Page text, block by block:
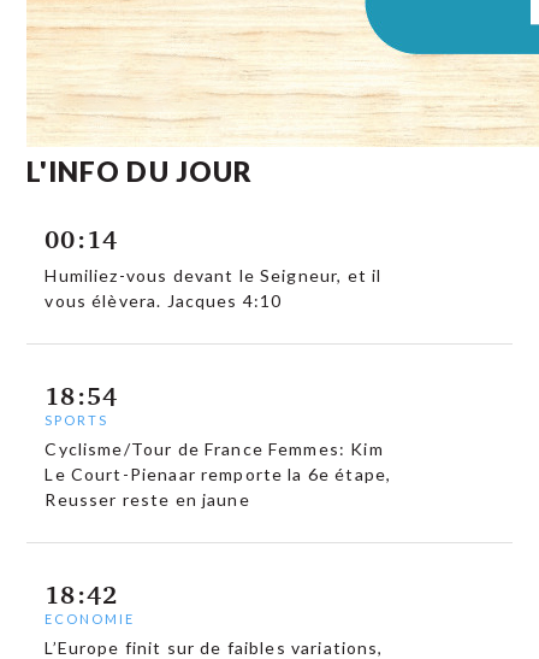
L'INFO DU JOUR
00:14
Humiliez-vous devant le Seigneur, et il
vous élèvera. Jacques 4:10
18:54
SPORTS
Cyclisme/Tour de France Femmes: Kim
Le Court-Pienaar remporte la 6e étape,
Reusser reste en jaune
18:42
ECONOMIE
L’Europe finit sur de faibles variations,